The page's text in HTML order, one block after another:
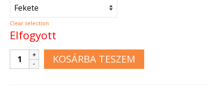
Clear selection
Elfogyott
Sentar
Q60
KOSÁRBA TESZEM